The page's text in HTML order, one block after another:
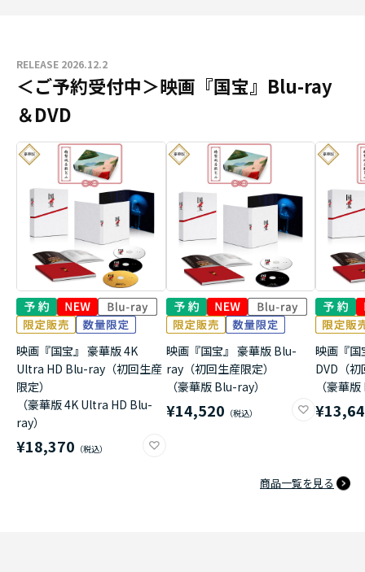
RELEASE 2026.12.2
＜ご予約受付中＞映画『国宝』Blu-ray
＆DVD
映画『国宝』 豪華版 4K
Ultra HD Blu-ray（初回生産
限定）
（豪華版 4K Ultra HD Blu-
ray）
¥18,370
映画『国宝』 豪華版 Blu-
ray（初回生産限定）
（豪華版 Blu-ray）
¥14,520
映画『国
DVD（
（豪華
商品一覧を見る